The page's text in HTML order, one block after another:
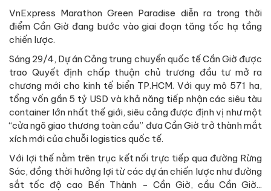
VnExpress Marathon Green Paradise diễn ra trong thời
điểm Cần Giờ đang bước vào giai đoạn tăng tốc hạ tầng
chiến lược.
Sáng 29/4, Dự án Cảng trung chuyển quốc tế Cần Giờ được
trao Quyết định chấp thuận chủ trương đầu tư mở ra
chương mới cho kinh tế biển TP.HCM. Với quy mô 571 ha,
tổng vốn gần 5 tỷ USD và khả năng tiếp nhận các siêu tàu
container lớn nhất thế giới, siêu cảng được định vị như một
“cửa ngõ giao thương toàn cầu” đưa Cần Giờ trở thành mắt
xích mới của chuỗi logistics quốc tế.
Với lợi thế nằm trên trục kết nối trực tiếp qua đường Rừng
Sác, đồng thời hưởng lợi từ các dự án chiến lược như đường
sắt tốc độ cao Bến Thành - Cần Giờ, cầu Cần Giờ...